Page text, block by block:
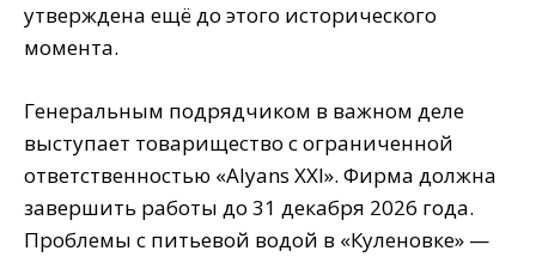
утверждена ещё до этого исторического
момента.
Генеральным подрядчиком в важном деле
выступает товарищество с ограниченной
ответственностью «Alyans XXI». Фирма должна
завершить работы до 31 декабря 2026 года.
Проблемы с питьевой водой в «Куленовке» —